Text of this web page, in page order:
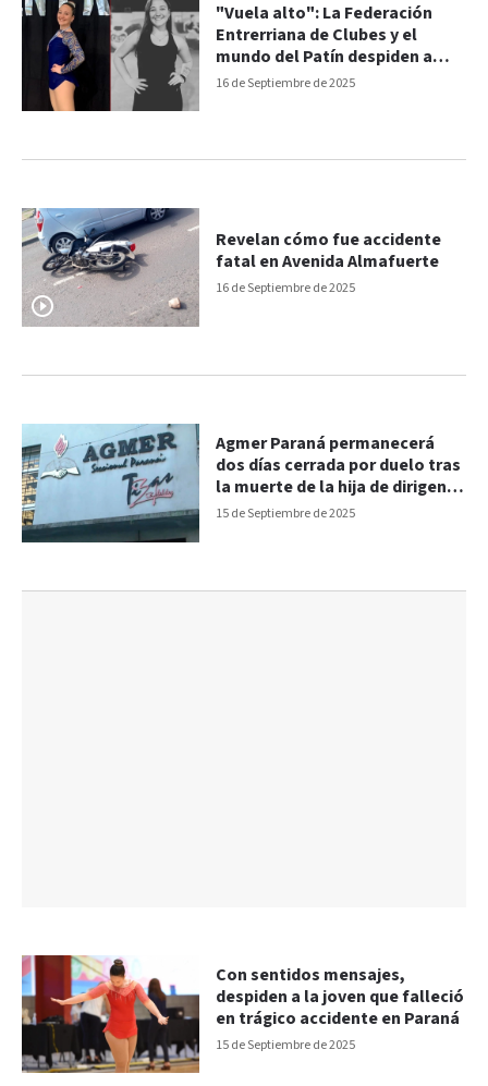
16 de Septiembre de 2025
"Vuela alto": La Federación
Entrerriana de Clubes y el
mundo del Patín despiden a
Julia Tactagi
16 de Septiembre de 2025
Revelan cómo fue accidente
fatal en Avenida Almafuerte
15 de Septiembre de 2025
Agmer Paraná permanecerá
dos días cerrada por duelo tras
la muerte de la hija de dirigente
gremial
15 de Septiembre de 2025
Con sentidos mensajes,
despiden a la joven que falleció
en trágico accidente en Paraná